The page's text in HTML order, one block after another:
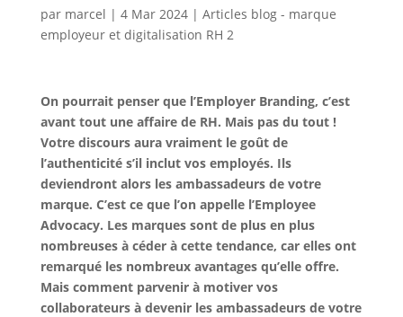
par marcel | 4 Mar 2024| Articles blog - marque
employeur et digitalisation RH 2
On pourrait penser que l’Employer Branding, c’est
avant tout une affaire de RH. Mais pas du tout !
Votre discours aura vraiment le goût de
l’authenticité s’il inclut vos employés. Ils
deviendront alors les ambassadeurs de votre
marque. C’est ce que l’on appelle l’Employee
Advocacy. Les marques sont de plus en plus
nombreuses à céder à cette tendance, car elles ont
remarqué les nombreux avantages qu’elle offre.
Mais comment parvenir à motiver vos
collaborateurs à devenir les ambassadeurs de votre